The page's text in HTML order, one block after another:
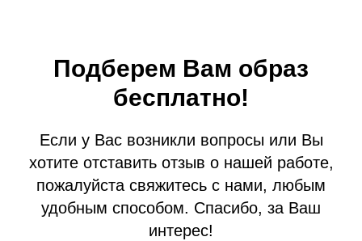
Подберем Вам образ
бесплатно!
Если у Вас возникли вопросы или Вы
хотите отставить отзыв о нашей работе,
пожалуйста свяжитесь с нами, любым
удобным способом. Спасибо, за Ваш
интерес!